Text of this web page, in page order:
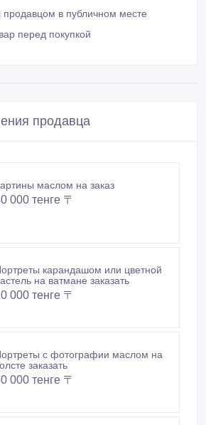
продавцом в публичном месте
перед покупкой
продавца
маслом на заказ
000 тенге 〒
карандашом или цветной
на ватмане заказать
000 тенге 〒
с фотографии маслом на
заказать
000 тенге 〒